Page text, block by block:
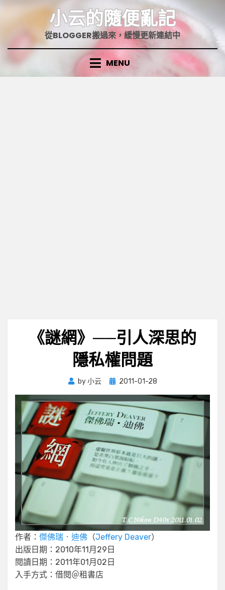
小云的隨便亂記
從BLOGGER搬過來，緩慢更新連結中
MENU
《謎網》──引人深思的
隱私權問題
by小云
Posted
2011-01-28
作者： 傑佛瑞．迪佛 （Jeffery Deaver）
出版日期：2010年11月29日
閱讀日期：2011年01月02日
入手方式：借閱＠租書店